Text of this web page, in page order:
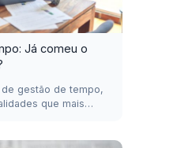
Já comeu o
de gestão de tempo,
que mais